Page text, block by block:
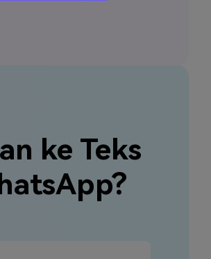
ke Teks